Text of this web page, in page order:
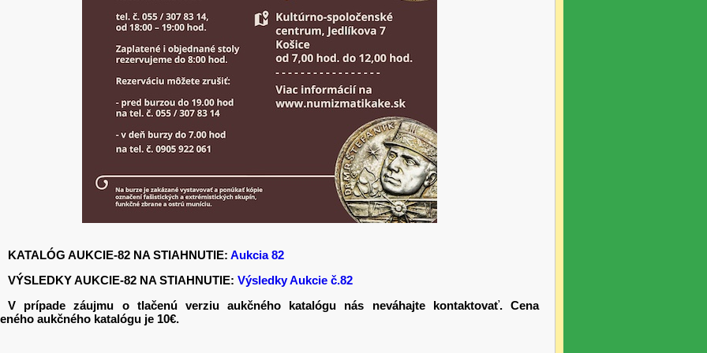
KATALÓG AUKCIE-82 NA STIAHNUTIE: Aukcia 82
VÝSLEDKY AUKCIE-82 NA STIAHNUTIE: Výsledky Aukcie č.82
V prípade záujmu o tlačenú verziu aukčného katalógu nás neváhajte kontaktovať. Cena
aukčného katalógu je 10€.